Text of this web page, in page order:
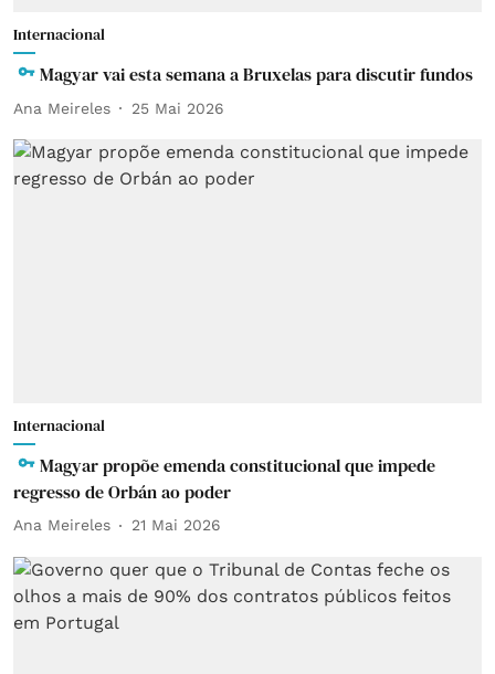
Internacional
Magyar vai esta semana a Bruxelas para discutir fundos
Ana Meireles 25 Mai 2026
Internacional
Magyar propõe emenda constitucional que impede
regresso de Orbán ao poder
Ana Meireles 21 Mai 2026